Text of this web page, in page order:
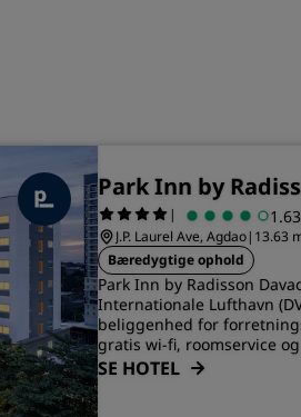
Park Inn by
|
J.P. Laurel Ave, Agdao| 13.63
Bæredygtige ophold
Park Inn by Radisson
Internationale Lufthavn
beliggenhed for
gratis wi-fi, roomservice
SE HOTEL